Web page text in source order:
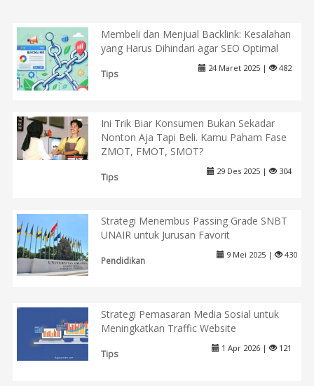
Membeli dan Menjual Backlink: Kesalahan
yang Harus Dihindari agar SEO Optimal
Tips
24 Maret 2025 | 482
Ini Trik Biar Konsumen Bukan Sekadar
Nonton Aja Tapi Beli. Kamu Paham Fase
ZMOT, FMOT, SMOT?
Tips
29 Des 2025 | 304
Strategi Menembus Passing Grade SNBT
UNAIR untuk Jurusan Favorit
Pendidikan
9 Mei 2025 | 430
Strategi Pemasaran Media Sosial untuk
Meningkatkan Traffic Website
Tips
1 Apr 2026 | 121